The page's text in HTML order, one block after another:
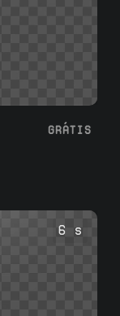
GRÁTIS
6 s